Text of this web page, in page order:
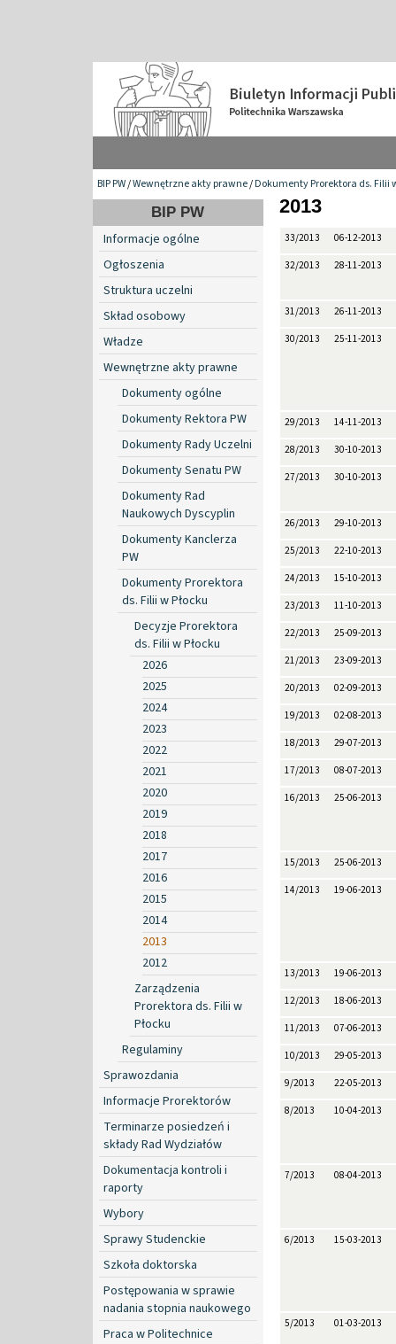
BIP PW/Wewnętrzne akty prawne/Dokumenty Prorektora ds. Filii
BIP PW
Informacje ogólne
Ogłoszenia
Struktura uczelni
Skład osobowy
Władze
Wewnętrzne akty prawne
Dokumenty ogólne
Dokumenty Rektora PW
Dokumenty Rady Uczelni
Dokumenty Senatu PW
Dokumenty Rad
Naukowych Dyscyplin
Dokumenty Kanclerza
PW
Dokumenty Prorektora
ds. Filii w Płocku
Decyzje Prorektora
ds. Filii w Płocku
2026
2025
2024
2023
2022
2021
2020
2019
2018
2017
2016
2015
2014
2013
2012
Zarządzenia
Prorektora ds. Filii w
Płocku
Regulaminy
Sprawozdania
Informacje Prorektorów
Terminarze posiedzeń i
składy Rad Wydziałów
Dokumentacja kontroli i
raporty
Wybory
Sprawy Studenckie
Szkoła doktorska
Postępowania w sprawie
nadania stopnia naukowego
Praca w Politechnice
2013
33/2013 06-12-2013
32/2013 28-11-2013
31/2013 26-11-2013
30/2013 25-11-2013
29/2013 14-11-2013
28/2013 30-10-2013
27/2013 30-10-2013
26/2013 29-10-2013
25/2013 22-10-2013
24/2013 15-10-2013
23/2013 11-10-2013
22/2013 25-09-2013
21/2013 23-09-2013
20/2013 02-09-2013
19/2013 02-08-2013
18/2013 29-07-2013
17/2013 08-07-2013
16/2013 25-06-2013
15/2013 25-06-2013
14/2013 19-06-2013
13/2013 19-06-2013
12/2013 18-06-2013
11/2013 07-06-2013
10/2013 29-05-2013
9/2013 22-05-2013
8/2013 10-04-2013
7/2013 08-04-2013
6/2013 15-03-2013
5/2013 01-03-2013